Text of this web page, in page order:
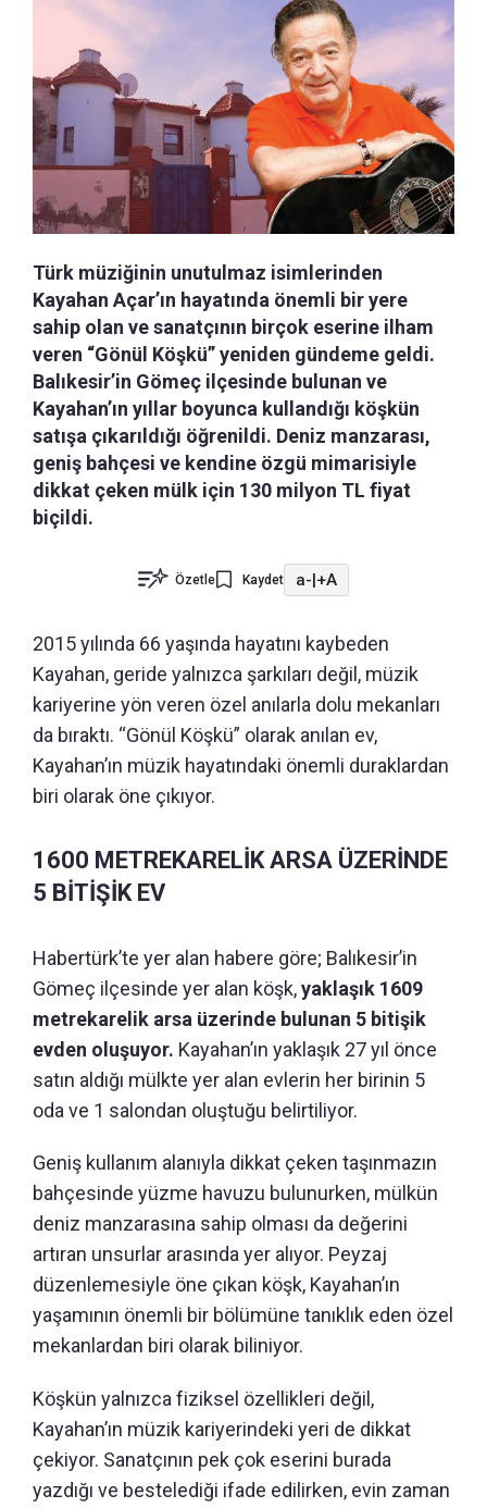
Türk müziğinin unutulmaz isimlerinden
Kayahan Açar’ın hayatında önemli bir yere
sahip olan ve sanatçının birçok eserine ilham
veren “Gönül Köşkü” yeniden gündeme geldi.
Balıkesir’in Gömeç ilçesinde bulunan ve
Kayahan’ın yıllar boyunca kullandığı köşkün
satışa çıkarıldığı öğrenildi. Deniz manzarası,
geniş bahçesi ve kendine özgü mimarisiyle
dikkat çeken mülk için 130 milyon TL fiyat
biçildi.
Özetle Kaydet a-|+A
2015 yılında 66 yaşında hayatını kaybeden
Kayahan, geride yalnızca şarkıları değil, müzik
kariyerine yön veren özel anılarla dolu mekanları
da bıraktı. “Gönül Köşkü” olarak anılan ev,
Kayahan’ın müzik hayatındaki önemli duraklardan
biri olarak öne çıkıyor.
1600 METREKARELİK ARSA ÜZERİNDE
5 BİTİŞİK EV
Habertürk’te yer alan habere göre; Balıkesir’in
Gömeç ilçesinde yer alan köşk,yaklaşık 1609
metrekarelik arsa üzerinde bulunan 5 bitişik
evden oluşuyor. Kayahan’ın yaklaşık 27 yıl önce
satın aldığı mülkte yer alan evlerin her birinin 5
oda ve 1 salondan oluştuğu belirtiliyor.
Geniş kullanım alanıyla dikkat çeken taşınmazın
bahçesinde yüzme havuzu bulunurken, mülkün
deniz manzarasına sahip olması da değerini
artıran unsurlar arasında yer alıyor. Peyzaj
düzenlemesiyle öne çıkan köşk, Kayahan’ın
yaşamının önemli bir bölümüne tanıklık eden özel
mekanlardan biri olarak biliniyor.
Köşkün yalnızca fiziksel özellikleri değil,
Kayahan’ın müzik kariyerindeki yeri de dikkat
çekiyor. Sanatçının pek çok eserini burada
yazdığı ve bestelediği ifade edilirken, evin zaman